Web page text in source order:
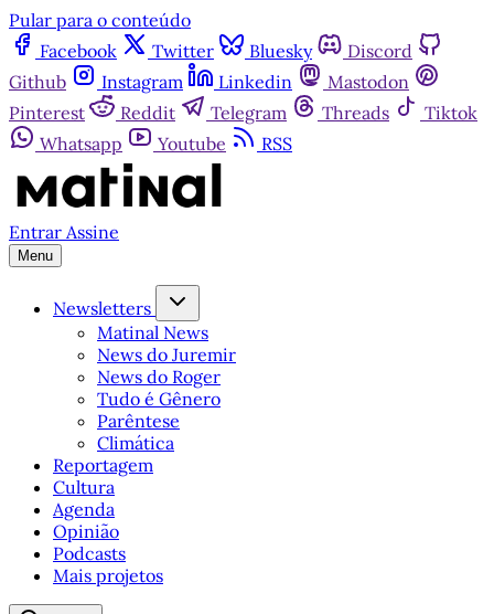
Pular para o conteúdo
Facebook
Twitter Bluesky
Discord
Github
Instagram Linkedin
Mastodon
Pinterest
Reddit Telegram Threads
Tiktok
Whatsapp
Youtube RSS
Entrar Assine
Menu
Newsletters
Matinal News
News do Juremir
News do Roger
Tudo é Gênero
Parêntese
Climática
Reportagem
Cultura
Agenda
Opinião
Podcasts
Mais projetos